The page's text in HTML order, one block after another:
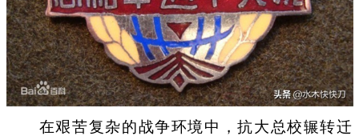
在艰苦复杂的战争环境中，抗大总校辗转迁